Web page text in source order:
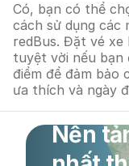
Có, bạn có thể
cách sử dụng
redBus. Đặt vé
tuyệt vời nếu bạn
điểm để đảm bảo
ưa thích và ngày
Nền